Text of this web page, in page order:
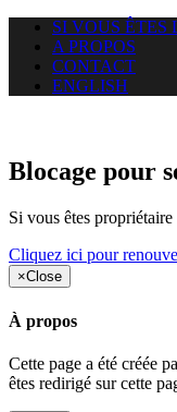
SI VOUS ÊTES
A PROPOS
CONTACT
ENGLISH
Blocage pour
Si vous êtes
Cliquez ici pour
×Close
À propos
Cette page a été créée
êtes redirigé sur cette